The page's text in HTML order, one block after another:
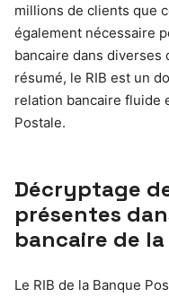
millions de clients que
également nécessaire
bancaire dans diverses
résumé, le RIB est un
relation bancaire fluide
Postale.
Décryptage
présentes
bancaire de
Le RIB de la Banque